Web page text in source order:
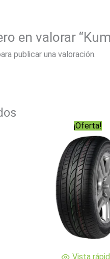
en valorar
publicar una valoración.
¡Oferta!
Vista